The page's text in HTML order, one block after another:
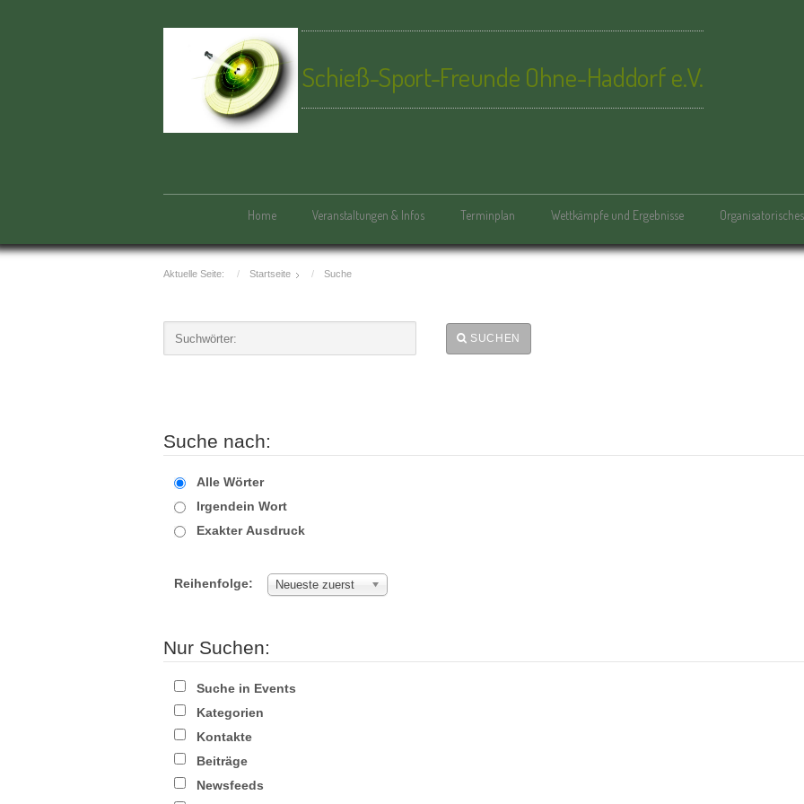
Schieß-Sport-Freunde Ohne-Haddorf e.V.
Home Veranstaltungen & Infos Terminplan Wettkämpfe und Ergebnisse Organisatorisches
Aktuelle Seite: Startseite Suche
SUCHEN
Suche nach:
Alle Wörter
Irgendein Wort
Exakter Ausdruck
Reihenfolge: Neueste zuerst
Nur Suchen:
Suche in Events
Kategorien
Kontakte
Beiträge
Newsfeeds